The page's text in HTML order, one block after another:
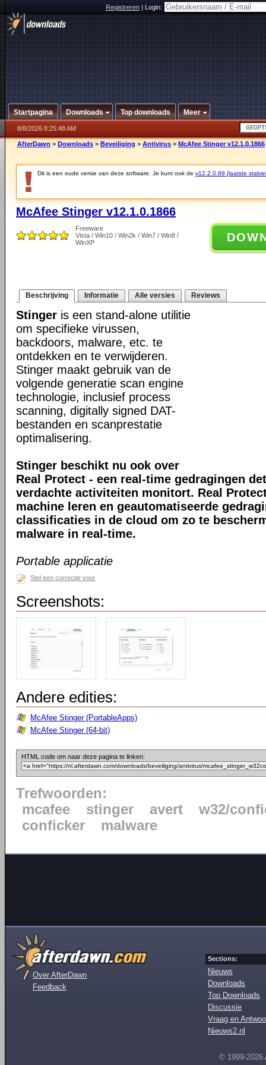
Registreren|Login:
Startpagina Downloads Top downloads Meer
8/8/2026 8:25:48 AM
AfterDawn > Downloads > Beveiliging > Antivirus > McAfee Stinger v12.1.0.1866
Dit is een oude versie van deze software. Je kunt ook de v12.2.0.89 (laatste
McAfee Stinger v12.1.0.1866
Freeware
Vista / Win10 / Win2k / Win7 / Win8 /
WinXP
Beschrijving Informatie Alle versies Reviews
Stinger is een stand-alone utilitie
om specifieke virussen,
backdoors, malware, etc. te
ontdekken en te verwijderen.
Stinger maakt gebruik van de
volgende generatie scan engine
technologie, inclusief process
scanning, digitally signed DAT-
bestanden en scanprestatie
optimalisering.
Stinger beschikt nu ook over
Real Protect - een real-time gedragingen
verdachte activiteiten monitort. Real
machine leren en geautomatiseerde
classificaties in de cloud om zo te
malware in real-time.
Portable applicatie
Stel een correctie voor
Screenshots:
Andere edities:
McAfee Stinger (PortableApps)
McAfee Stinger (64-bit)
HTML code om naar deze pagina te linken:
Trefwoorden:
mcafee
stinger avert
w32/
conficker
malware
Over AfterDawn
Feedback
Sections:
Nieuws
Downloads
Top Downloads
Discussie
Vraag en
Nieuws2.nl
© 1999-2026